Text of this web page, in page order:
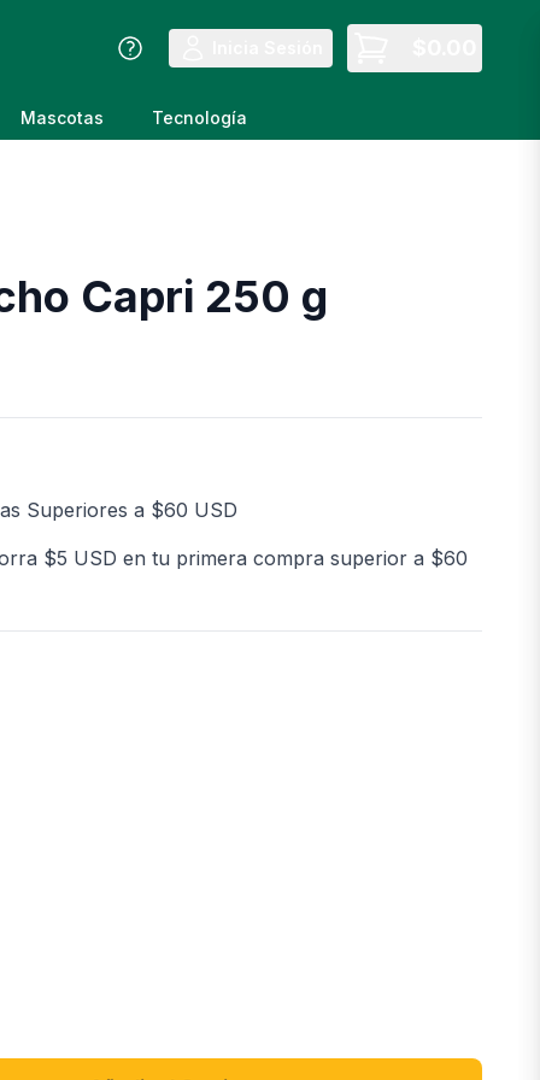
Mascotas Tecnología
Capri 250 g
Superiores a $60 USD
$5 USD en tu primera compra superior a $60